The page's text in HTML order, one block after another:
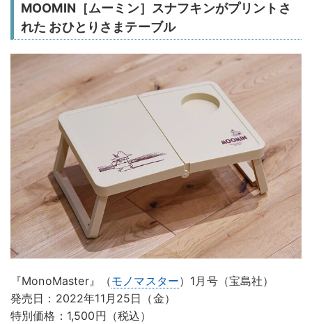
MOOMIN［ムーミン］スナフキンがプリントさ
れた おひとりさまテーブル
『MonoMaster』（モノマスター）1月号（宝島社）
発売日：2022年11月25日（金）
特別価格：1,500円（税込）